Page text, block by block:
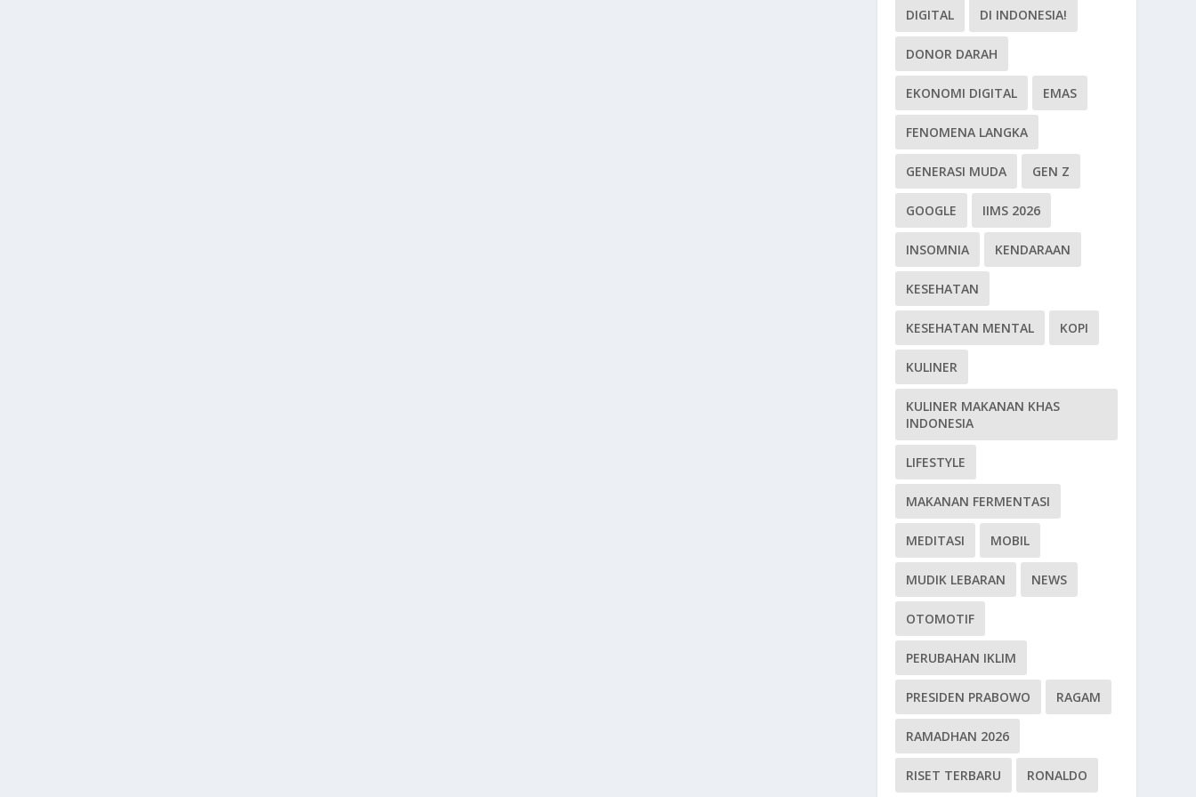
DIGITAL DI INDONESIA!
DONOR DARAH
EKONOMI DIGITAL EMAS
FENOMENA LANGKA
GENERASI MUDA GEN Z
GOOGLE IIMS 2026
INSOMNIA KENDARAAN
KESEHATAN
KESEHATAN MENTAL KOPI
KULINER
KULINER MAKANAN KHAS
INDONESIA
LIFESTYLE
MAKANAN FERMENTASI
MEDITASI MOBIL
MUDIK LEBARAN NEWS
OTOMOTIF
PERUBAHAN IKLIM
PRESIDEN PRABOWO RAGAM
RAMADHAN 2026
RISET TERBARU RONALDO